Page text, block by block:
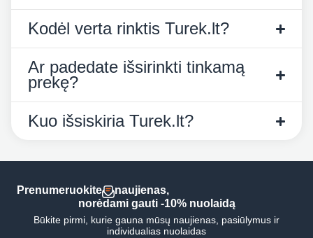
Kodėl verta rinktis Turek.lt?
Ar padedate išsirinkti tinkamą
prekę?
Kuo išsiskiria Turek.lt?
Prenumeruokite
naujienas,
norėdami gauti -10% nuolaidą
Būkite pirmi, kurie gauna mūsų naujienas, pasiūlymus ir
individualias nuolaidas